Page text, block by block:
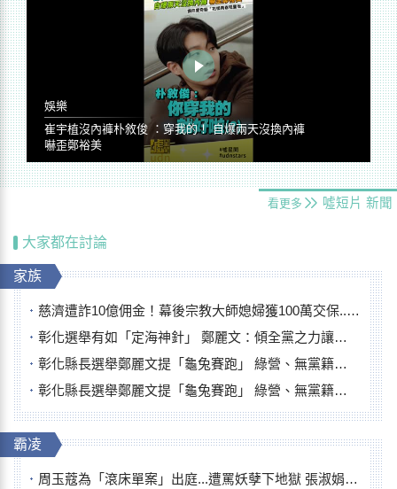
娛樂
崔宇植沒內褲朴敘俊 ：穿我的！ 自爆兩天沒換內褲
嚇歪鄭裕美
看更多 噓短片 新聞
大家都在討論
家族
慈濟遭詐10億佣金！幕後宗教大師媳婦獲100萬交保...快步奔離不發一語
彰化選舉有如「定海神針」 鄭麗文：傾全黨之力讓彰化贏
彰化縣長選舉鄭麗文提「龜兔賽跑」 綠營、無黨籍忙否認是烏龜
彰化縣長選舉鄭麗文提「龜兔賽跑」 綠營、無黨籍忙否認是烏龜
霸凌
周玉蔻為「滾床單案」出庭...遭罵妖孽下地獄 張淑娟批：舌頭殺人有罪